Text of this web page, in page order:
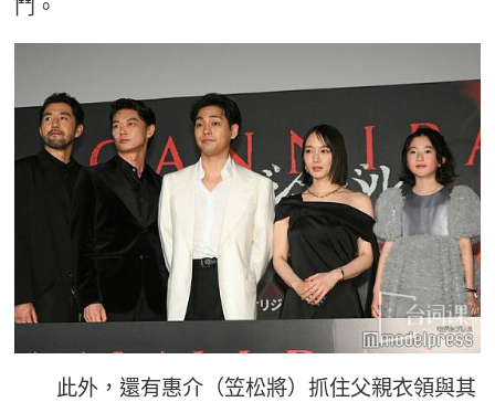
鬥。
此外，還有惠介（笠松將）抓住父親衣領與其